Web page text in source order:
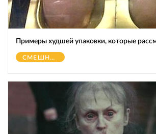
Примеры худшей упаковки, которые
СМЕШНОЕ